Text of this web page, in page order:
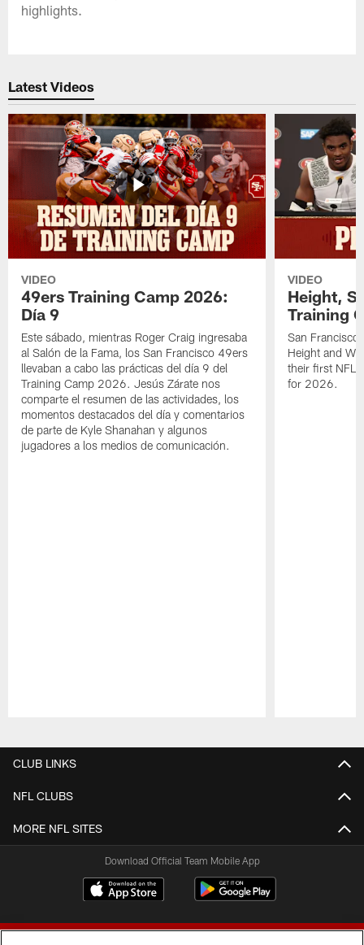
highlights.
Latest Videos
VIDEO
49ers Training Camp 2026:
Día 9
Este sábado, mientras Roger Craig ingresaba
al Salón de la Fama, los San Francisco 49ers
llevaban a cabo las prácticas del día 9 del
Training Camp 2026. Jesús Zárate nos
comparte el resumen de las actividades, los
momentos destacados del día y comentarios
de parte de Kyle Shanahan y algunos
jugadores a los medios de comunicación.
VIDEO
Height,
Training
San Francisco
Height and
their first NFL
for 2026.
CLUB LINKS
NFL CLUBS
MORE NFL SITES
Download Official Team Mobile App